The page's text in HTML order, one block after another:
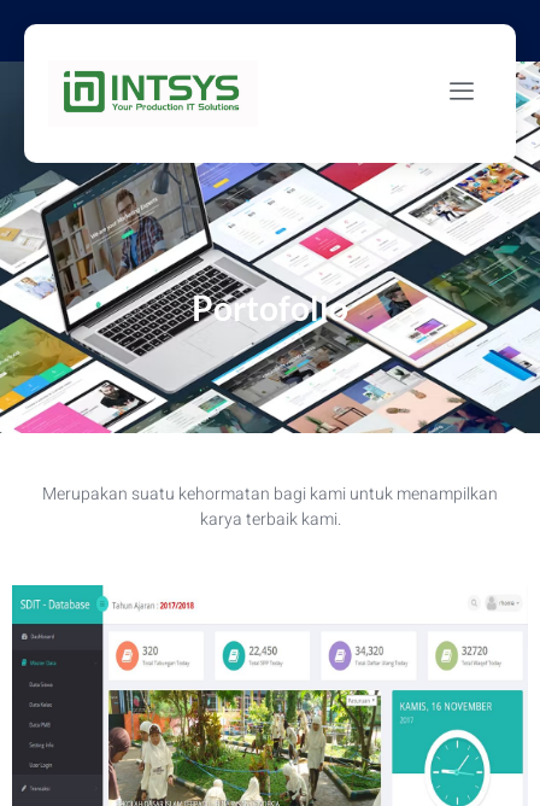
Portofolio
Merupakan suatu kehormatan bagi kami untuk menampilkan
karya terbaik kami.